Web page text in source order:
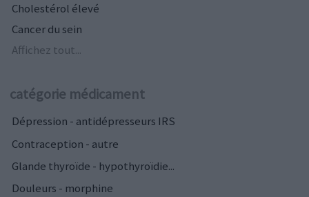
Cholestérol élevé
Cancer du sein
Affichez tout...
catégorie médicament
Dépression - antidépresseurs IRS
Contraception - autre
Glande thyroïde - hypothyroïdie...
Douleurs - morphine